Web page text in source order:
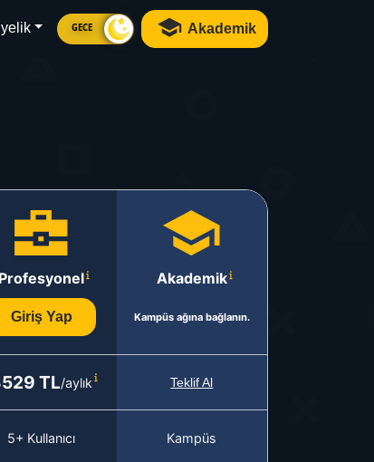
GECE Akademik
Profesyonel
Giriş Yap
Akademik
Kampüs ağına bağlanın.
TL/aylık Teklif Al
5+ Kullanıcı Kampüs